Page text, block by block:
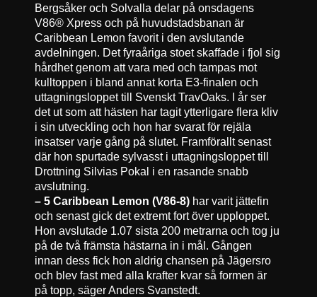
Bergsåker och Solvalla delar på onsdagens
V86® Xpress och på huvudstadsbanan är
Caribbean Lemon favorit i den avslutande
avdelningen. Det fyraåriga stoet skaffade i fjol sig
hårdhet genom att vara med och tampas mot
kulltoppen i bland annat korta E3-finalen och
uttagningsloppet till Svenskt TravOaks. I år ser
det ut som att hästen har tagit ytterligare flera kliv
i sin utveckling och hon har svarat för rejäla
insatser varje gång på slutet. Framförallt senast
där hon spurtade sylvasst i uttagningsloppet till
Drottning Silvias Pokal i en rasande snabb
avslutning.
– 5 Caribbean Lemon (V86-8) har varit jättefin
och senast gick det extremt fort över upploppet.
Hon avslutade 1.07 sista 200 metrarna och tog ju
på de två främsta hästarna in i mål. Gången
innan dess fick hon aldrig chansen på Jägersro
och blev fast med alla krafter kvar så formen är
på topp, säger Anders Svanstedt.